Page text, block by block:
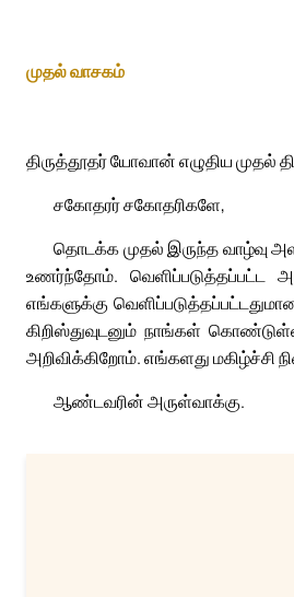
முதல் வாசகம்
திருத்தூதர் யோவான் எழுதிய முதல்
சகோதரர் சகோதரிகளே,
தொடக்க முதல் இருந்த வாழ்வு
உணர்ந்தோம்.
எங்களுக்கு
கிறிஸ்துவுடனும் நாங்கள்
அறிவிக்கிறோம். எங்களது மகிழ்ச்சி
ஆண்டவரின் அருள்வாக்கு.